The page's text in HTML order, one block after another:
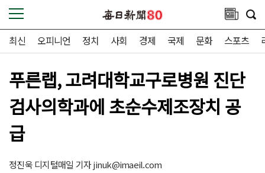
최신 오피니언 정치 사회 경제 국제 문화 스포츠
푸른랩, 고려대학교구로병원 진단
검사의학과에 초순수제조장치 공
급
정진욱 디지털매일 기자jinuk@imaeil.com